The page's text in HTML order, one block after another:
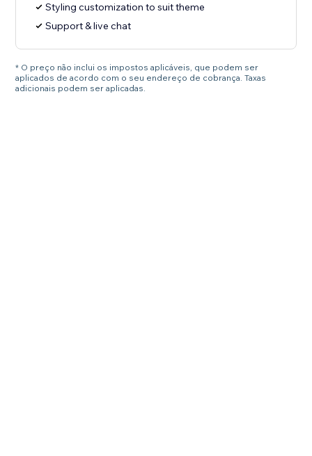
Styling customization to suit theme
Support & live chat
* O preço não inclui os impostos aplicáveis, que podem ser
aplicados de acordo com o seu endereço de cobrança. Taxas
adicionais podem ser aplicadas.